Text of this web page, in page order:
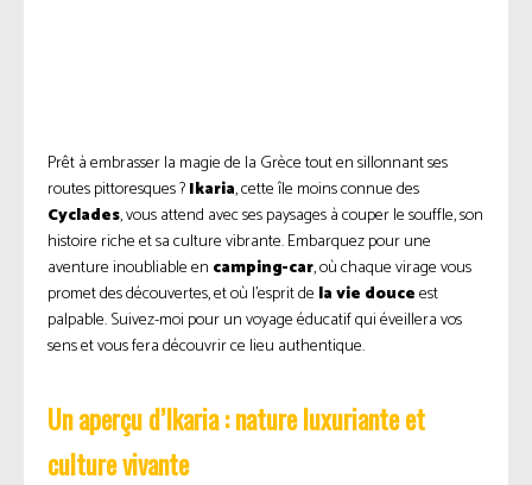
Prêt à embrasser la magie de la Grèce tout en sillonnant ses
routes pittoresques ?Ikaria, cette île moins connue des
Cyclades, vous attend avec ses paysages à couper le souffle, son
histoire riche et sa culture vibrante. Embarquez pour une
aventure inoubliable en camping-car, où chaque virage vous
promet des découvertes, et où l’esprit de la vie douceest
palpable. Suivez-moi pour un voyage éducatif qui éveillera vos
sens et vous fera découvrir ce lieu authentique.
Un aperçu d’Ikaria : nature luxuriante et
culture vivante